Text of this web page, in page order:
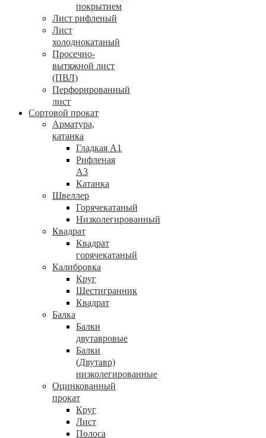
покрытием
Лист рифленый
Лист
холоднокатаный
Просечно-
вытяжной лист
(ПВЛ)
Перфорированный
лист
Сортовой прокат
Арматура,
катанка
Гладкая А1
Рифленая
А3
Катанка
Швеллер
Горячекатаный
Низколегированный
Квадрат
Квадрат
горячекатаный
Калибровка
Круг
Шестигранник
Квадрат
Балка
Балки
двутавровые
Балки
(Двутавр)
низколегированные
Оцинкованный
прокат
Круг
Лист
Полоса